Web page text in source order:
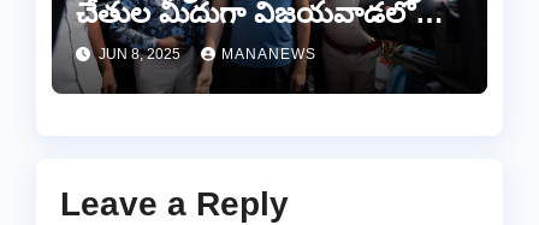
చేతుల మీదుగా విజయవాడలో
‘సెలూన్ కొనికి’ లాంచ్
JUN 8, 2025 MANANEWS
Leave a Reply